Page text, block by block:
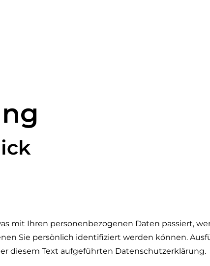
mit Ihren personenbezogenen Daten passiert,
Sie persönlich identifiziert werden können.
diesem Text aufgeführten Datenschutzerklärung.